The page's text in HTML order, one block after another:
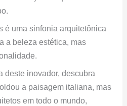
é uma sinfonia arquitetônica
a beleza estética, mas
deste inovador, descubra
a paisagem italiana, mas
em todo o mundo,